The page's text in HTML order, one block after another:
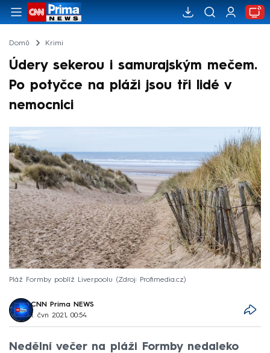
Domů Krimi
Údery sekerou i samurajským mečem.
Po potyčce na pláži jsou tři lidé v
nemocnici
Pláž Formby poblíž Liverpoolu Zdroj: Profimedia.cz
CNN Prima NEWS
1. čvn 2021, 00:54
Nedělní večer na pláži Formby nedaleko